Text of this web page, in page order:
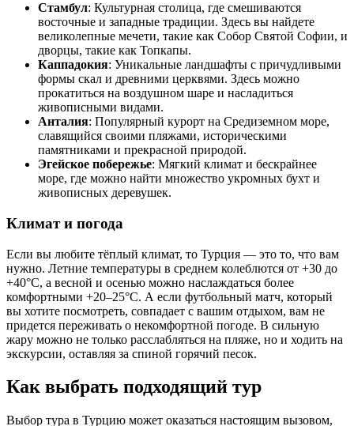
Стамбул: Культурная столица, где смешиваются
восточные и западные традиции. Здесь вы найдете
великолепные мечети, такие как Собор Святой Софии, и
дворцы, такие как Топкапы.
Каппадокия: Уникальные ландшафты с причудливыми
формы скал и древними церквями. Здесь можно
прокатиться на воздушном шаре и насладиться
живописными видами.
Анталия: Популярный курорт на Средиземном море,
славящийся своими пляжами, историческими
памятниками и прекрасной природой.
Эгейское побережье: Мягкий климат и бескрайнее
море, где можно найти множество укромных бухт и
живописных деревушек.
Климат и погода
Если вы любите тёплый климат, то Турция — это то, что вам
нужно. Летние температуры в среднем колеблются от +30 до
+40°C, а весной и осенью можно наслаждаться более
комфортными +20–25°C. А если футбольный матч, который
вы хотите посмотреть, совпадает с вашим отдыхом, вам не
придется переживать о некомфортной погоде. В сильную
жару можно не только расслабляться на пляже, но и ходить на
экскурсии, оставляя за спиной горячий песок.
Как выбрать подходящий тур
Выбор тура в Турцию может оказаться настоящим вызовом,